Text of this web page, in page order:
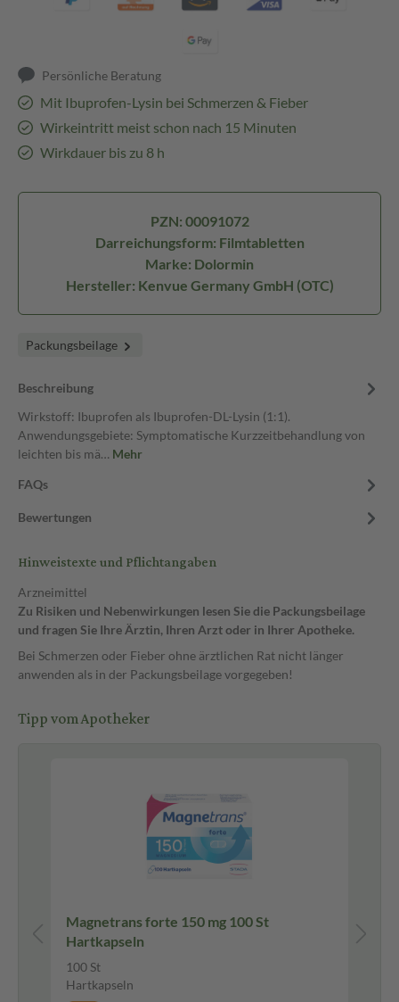
Persönliche Beratung
Mit Ibuprofen-Lysin bei Schmerzen & Fieber
Wirkeintritt meist schon nach 15 Minuten
Wirkdauer bis zu 8 h
PZN: 00091072
Darreichungsform: Filmtabletten
Marke: Dolormin
Hersteller: Kenvue Germany GmbH (OTC)
Packungsbeilage
Beschreibung
Wirkstoff: Ibuprofen als Ibuprofen-DL-Lysin (1:1).
Anwendungsgebiete: Symptomatische Kurzzeitbehandlung von
leichten bis mä… Mehr
FAQs
Bewertungen
Hinweistexte und Pflichtangaben
Arzneimittel
Zu Risiken und Nebenwirkungen lesen Sie die Packungsbeilage
und fragen Sie Ihre Ärztin, Ihren Arzt oder in Ihrer Apotheke.
Bei Schmerzen oder Fieber ohne ärztlichen Rat nicht länger
anwenden als in der Packungsbeilage vorgegeben!
Tipp vom Apotheker
Magnetrans forte 150 mg 100 St
Hartkapseln
100 St
Hartkapseln